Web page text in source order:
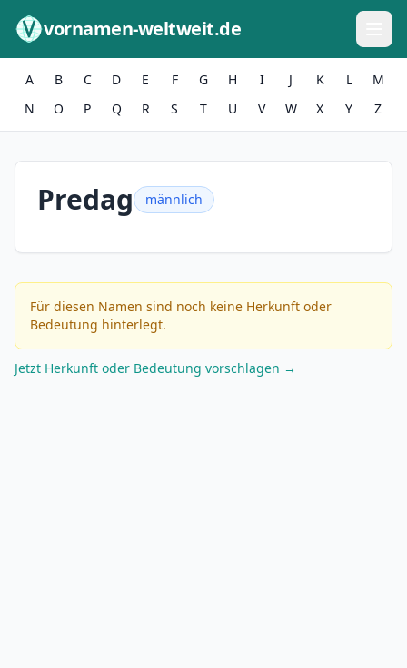
vornamen-weltweit.de
A B C D E F G H I J K L
M
N
O P Q R S T U V W X Y Z
Predag männlich
Für diesen Namen sind noch keine Herkunft oder
Bedeutung hinterlegt.
Jetzt Herkunft oder Bedeutung vorschlagen →